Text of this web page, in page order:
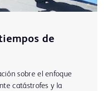
de
sobre el enfoque
catástrofes y la